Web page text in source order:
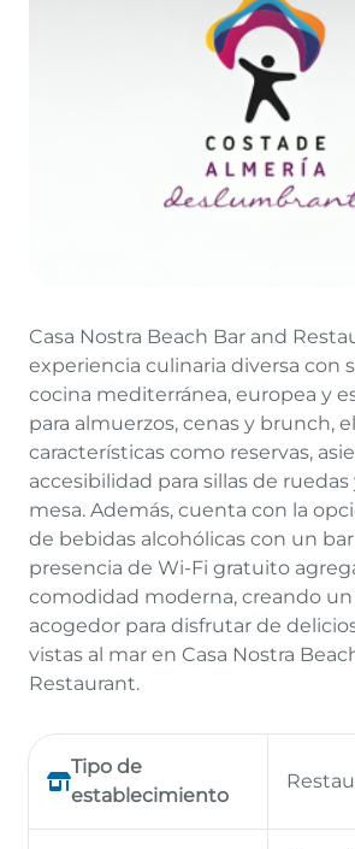
Casa Nostra Beach Bar and
experiencia culinaria diversa con
cocina mediterránea, europea y
para almuerzos, cenas y brunch,
características como reservas,
accesibilidad para sillas de ruedas
mesa. Además, cuenta con la
de bebidas alcohólicas con un
presencia de Wi-Fi gratuito
comodidad moderna, creando
acogedor para disfrutar de
vistas al mar en Casa Nostra
Restaurant.
Tipo de
establecimiento